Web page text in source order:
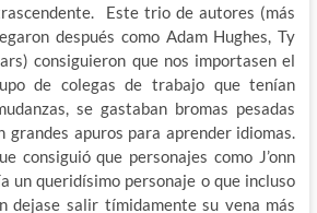
Este trio de autores (más
después como Adam Hughes, Ty
consiguieron que nos importasen el
de colegas de trabajo que tenían
se gastaban bromas pesadas
grandes apuros para aprender idiomas.
consiguió que personajes como J’onn
un queridísimo personaje o que incluso
dejase salir tímidamente su vena más